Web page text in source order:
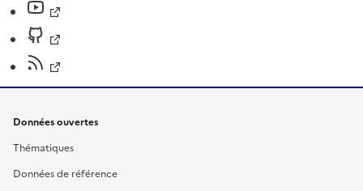
Données ouvertes
Thématiques
Données de référence